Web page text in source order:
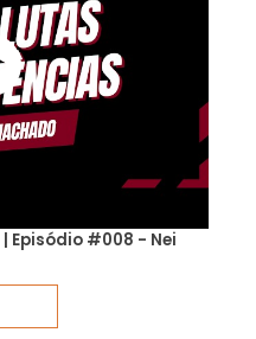
Episódio #008 - Nei